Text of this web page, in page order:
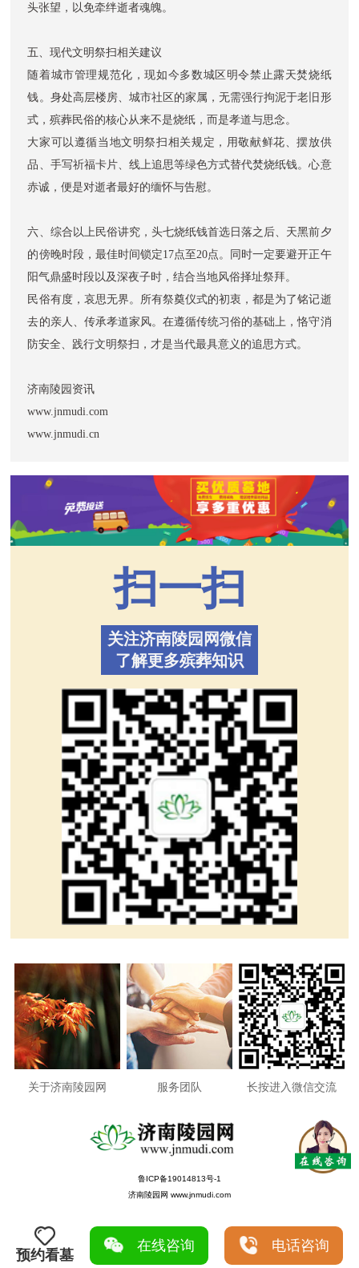
头张望，以免牵绊逝者魂魄。
五、现代文明祭扫相关建议
随着城市管理规范化，现如今多数城区明令禁止露天焚烧纸
钱。身处高层楼房、城市社区的家属，无需强行拘泥于老旧形
式，殡葬民俗的核心从来不是烧纸，而是孝道与思念。
大家可以遵循当地文明祭扫相关规定，用敬献鲜花、摆放供
品、手写祈福卡片、线上追思等绿色方式替代焚烧纸钱。心意
赤诚，便是对逝者最好的缅怀与告慰。
六、综合以上民俗讲究，头七烧纸钱首选日落之后、天黑前夕
的傍晚时段，最佳时间锁定17点至20点。同时一定要避开正午
阳气鼎盛时段以及深夜子时，结合当地风俗择址祭拜。
民俗有度，哀思无界。所有祭奠仪式的初衷，都是为了铭记逝
去的亲人、传承孝道家风。在遵循传统习俗的基础上，恪守消
防安全、践行文明祭扫，才是当代最具意义的追思方式。
济南陵园资讯
www.jnmudi.com
www.jnmudi.cn
扫一扫
关注济南陵园网微信
了解更多殡葬知识
关于济南陵园网 服务团队 长按进入微信交流
鲁ICP备19014813号-1
济南陵园网 www.jnmudi.com
预约看墓
在线咨询 电话咨询
0.0282s